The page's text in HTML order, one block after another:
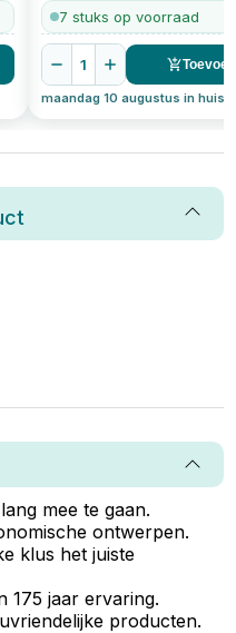
7 stuks op voorraad
1
maandag 10 augustus in huis
mee te gaan.
ontwerpen.
klus het juiste
175 jaar ervaring.
producten.